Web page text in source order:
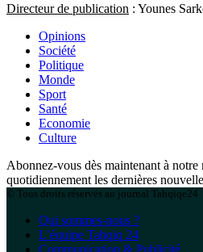
Directeur de publication : Younes
Opinions
Société
Politique
Monde
Sport
Santé
Economie
Culture
Abonnez-vous dès maintenant à
quotidiennement les dernières
© Tous droits réservés au journal Tahqiqe24
Qui sommes-nous ?
L’équipe Tahqiq 24
Communication & Publicité